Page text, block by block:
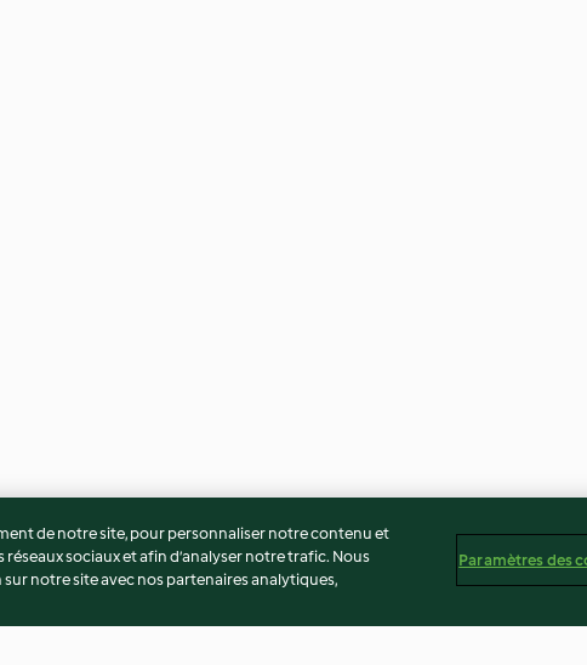
de notre site, pour personnaliser notre contenu et
sociaux et afin d’analyser notre trafic. Nous
notre site avec nos partenaires analytiques,
Paramètres des